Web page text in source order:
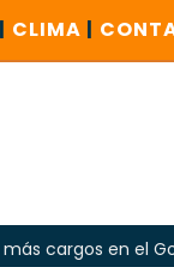
| CLIMA |
en el Gobierno